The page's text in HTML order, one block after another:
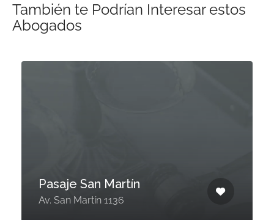
También te Podrían Interesar estos
Abogados
Pasaje San Martín
Av. San Martín 1136